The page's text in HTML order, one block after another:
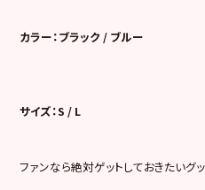
カラー：ブラック / ブルー
サイズ：S / L
ファンなら絶対ゲットしておきたいグ